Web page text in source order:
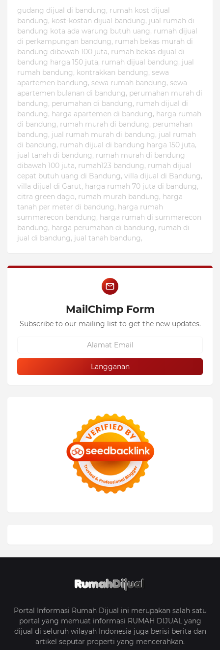
gudang dijual di bandung, rumah kost dijual
bandung, kost-kostan dijual bandung, jual rumah di
bandung kota ada warung butuh uang, rumah dijual
di perkampungan bandung, rumah bekas murah di
bandung dibawah 100 juta, rumah bekas dijual di
bandung harga 150 juta, rumah dijual bandung, jual
rumah bandung, kontrakkan bandung, sewa
apartemen bandung, sewa rumah bandung, sewa
apartemen bulanan di bandung, perumahan murah di
bandung, perumahan di bandung, rumah dijual di
bandung, harga apartemen di bandung, harga rumah
di bandung, rumah murah di bandung, perumahan
bandung, jual rumah murah di bandung, jual rumah
di bandung, rumah dijual di bandung harga 150 juta,
jual tanah di bandung, rumah murah di bandung
dibawah 100 juta, rumah123 bandung, rumah dijual
cepat butuh uang di Bandung, villa dijual di Bandung,
villa dijual di Garut, harga rumah 70 juta di bandung,
citra green dago, rumah murah bandung, harga
tanah per meter di bandung, harga rumah
summarecon bandung, harga rumah di summarecon
bandung, harga perumahan di bandung, rumah di
jual di bandung, jual tanah bandung,
MailChimp Form
Subscribe to our mailing list to get the new updates.
Portal Informasi Rumah Dijual ini merupakan salah satu
portal yang memuat informasi RUMAH DIJUAL yang
dijual di seluruh wilayah Indonesia juga berisi berita dan
artikel seputar properti yang mencerahkan.